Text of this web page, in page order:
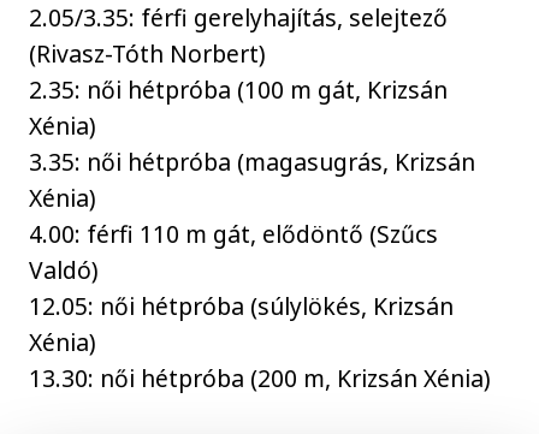
2.05/3.35: férfi gerelyhajítás, selejtező
(Rivasz-Tóth Norbert)
2.35: női hétpróba (100 m gát, Krizsán
Xénia)
3.35: női hétpróba (magasugrás, Krizsán
Xénia)
4.00: férfi 110 m gát, elődöntő (Szűcs
Valdó)
12.05: női hétpróba (súlylökés, Krizsán
Xénia)
13.30: női hétpróba (200 m, Krizsán Xénia)